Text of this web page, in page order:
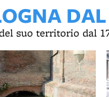
suo territorio dal